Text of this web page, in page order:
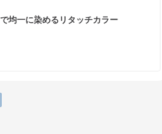
均一に染めるリタッチカラー